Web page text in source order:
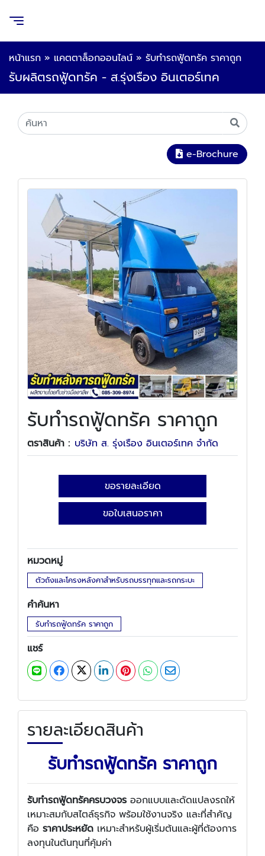
หน้าแรก » แคตตาล็อกออนไลน์ » รับทำรถฟู้ดทรัค ราคาถูก
รับผลิตรถฟู้ดทรัค - ส.รุ่งเรือง อินเตอร์เทค
e-Brochure
รับทำรถฟู้ดทรัค ราคาถูก
ตราสินค้า : บริษัท ส. รุ่งเรือง อินเตอร์เทค จำกัด
ขอรายละเอียด
ขอใบเสนอราคา
หมวดหมู่
ตัวถังและโครงหลังคาสำหรับรถบรรทุกและรถกระบะ
คำค้นหา
รับทำรถฟู้ดทรัค ราคาถูก
แชร์
รายละเอียดสินค้า
รับทำรถฟู้ดทรัค ราคาถูก
รับทำรถฟู้ดทรัคครบวงจร ออกแบบและดัดแปลงรถให้
เหมาะสมกับสไตล์ธุรกิจ พร้อมใช้งานจริง และที่สำคัญ
คือ ราคาประหยัด เหมาะสำหรับผู้เริ่มต้นและผู้ที่ต้องการ
ลงทุนในต้นทุนที่คุ้มค่า